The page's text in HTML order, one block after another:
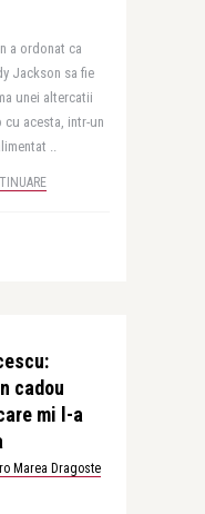
a ordonat ca
Jackson sa fie
unei altercatii
cu acesta, intr-un
..
cadou
mi l-a
Marea Dragoste